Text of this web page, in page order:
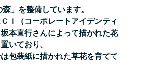
」を整備しています。
Ｉ（コーポレートアイデンティ
本直行さんによって描かれた花
いており、
包装紙に描かれた草花を育てて